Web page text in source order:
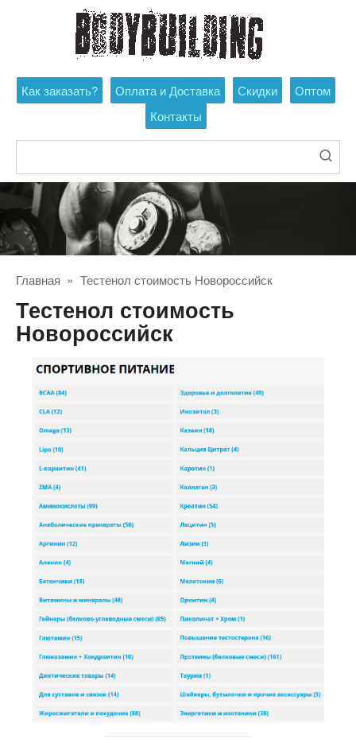
Как заказать? Оплата и Доставка Скидки
Оптом
Контакты
Главная » Тестенол стоимость Новороссийск
Тестенол стоимость
Новороссийск